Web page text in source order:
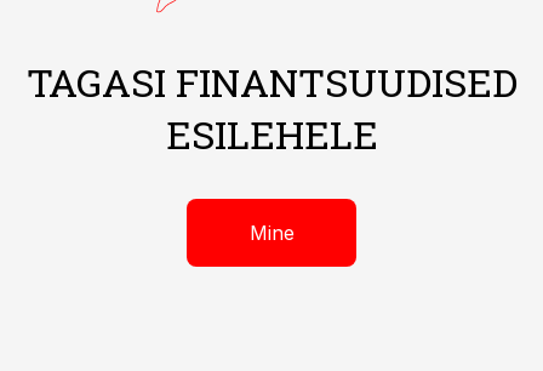
TAGASI FINANTSUUDISED
ESILEHELE
Mine